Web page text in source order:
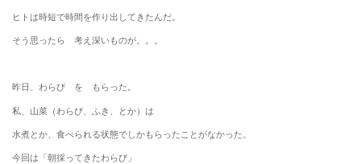
ヒトは時短で時間を作り出してきたんだ。
そう思ったら 考え深いものが。。。
昨日、わらび を もらった。
私、山菜（わらび、ふき、とか）は
水煮とか、食べられる状態でしかもらったことがなかった。
今回は「朝採ってきたわらび」